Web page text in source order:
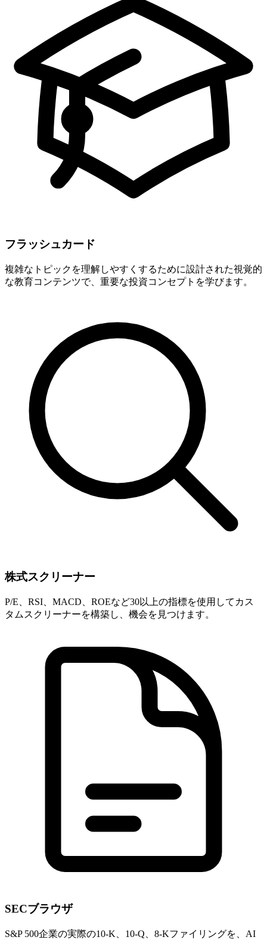
フラッシュカード
複雑なトピックを理解しやすくするために設計された視覚的
な教育コンテンツで、重要な投資コンセプトを学びます。
株式スクリーナー
P/E、RSI、MACD、ROEなど30以上の指標を使用してカス
タムスクリーナーを構築し、機会を見つけます。
SECブラウザ
S&P 500企業の実際の10-K、10-Q、8-Kファイリングを、AI